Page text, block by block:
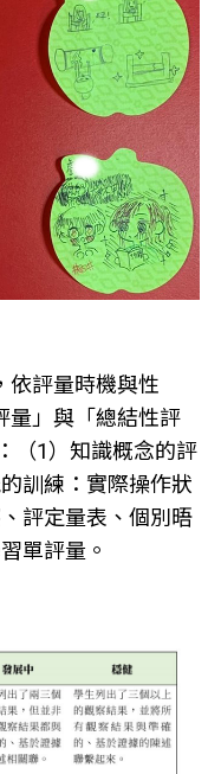
依評量時機與性
量」與「總結性評
（1）知識概念的評
訓練：實際操作狀
評定量表、個別晤
單評量。